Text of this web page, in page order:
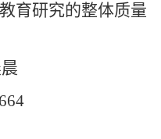
育研究的整体质量